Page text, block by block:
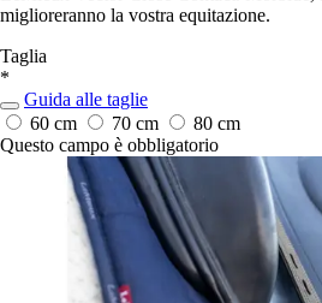
miglioreranno la vostra equitazione.
Taglia
*
Guida alle taglie
60 cm
70 cm
80 cm
Questo campo è obbligatorio